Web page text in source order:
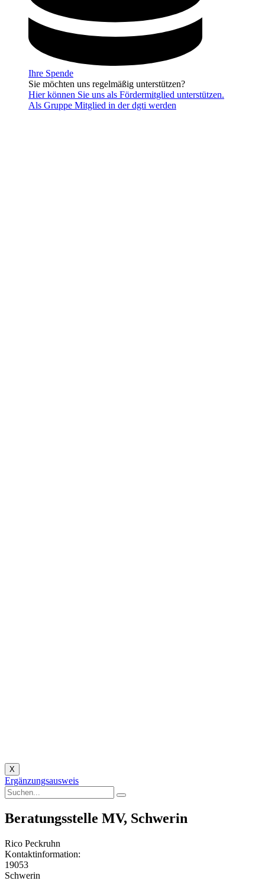
Ihre Spende
Sie möchten uns regelmäßig unterstützen?
Hier können Sie uns als Fördermitglied unterstützen.
Als Gruppe Mitglied in der dgti werden
X
Ergänzungsausweis
Beratungsstelle MV, Schwerin
Rico Peckruhn
Kontaktinformation:
19053
Schwerin